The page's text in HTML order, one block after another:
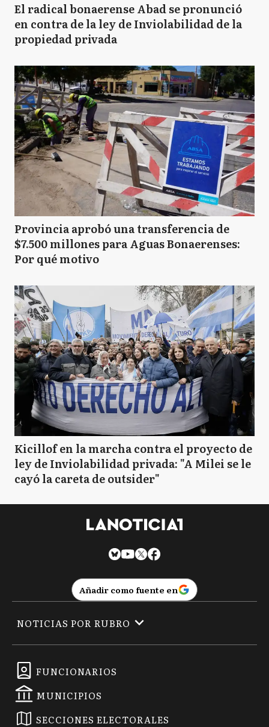
El radical bonaerense Abad se pronunció
en contra de la ley de Inviolabilidad de la
propiedad privada
Provincia aprobó una transferencia de
$7.500 millones para Aguas Bonaerenses:
Por qué motivo
Kicillof en la marcha contra el proyecto de
ley de Inviolabilidad privada: "A Milei se le
cayó la careta de outsider"
Añadir como fuente en
FUNCIONARIOS
MUNICIPIOS
SECCIONES ELECTORALES
NOTICIAS POR RUBRO